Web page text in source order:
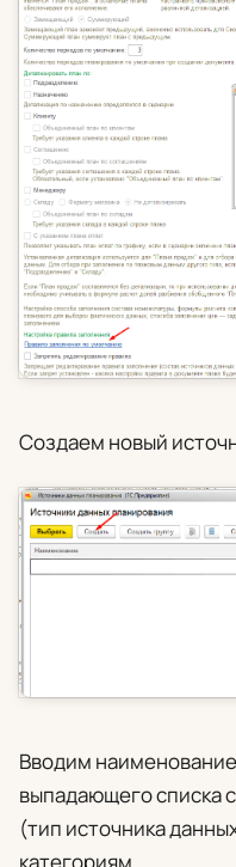
Создаем новый
Вводим
выпадающего списка
(тип источника